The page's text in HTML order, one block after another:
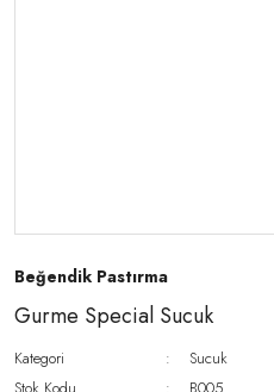
Beğendik Pastırma
Gurme Special Sucuk
Kategori
Sucuk